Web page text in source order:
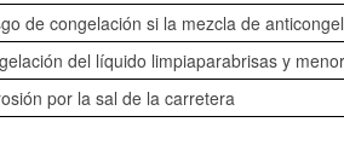
de congelación si la mezcla de
del líquido limpiaparabrisas y
por la sal de la carretera